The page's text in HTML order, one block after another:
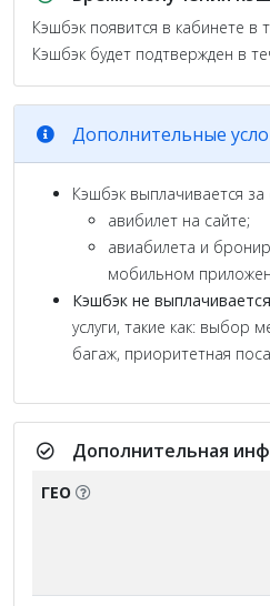
Кэшбэк появится в кабинете в
Кэшбэк будет подтвержден в
Дополнительные
Кэшбэк выплачивается
авибилет на сайте;
авиабилета и
мобильном
Кэшбэк не выплачивается
услуги, такие как: выбор
багаж, приоритетная
Дополнительная
ГЕО